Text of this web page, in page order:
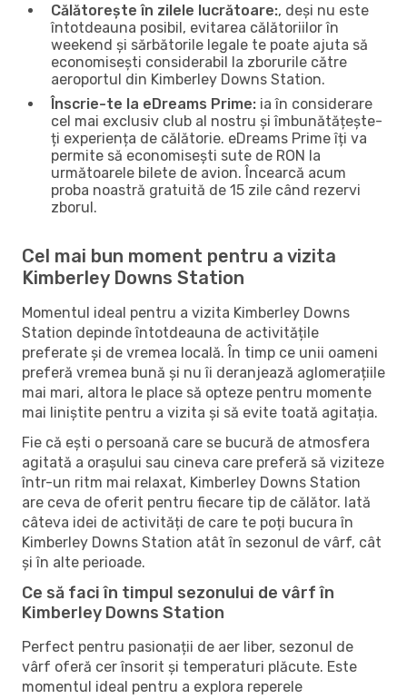
Călătorește în zilele lucrătoare:, deși nu este
întotdeauna posibil, evitarea călătoriilor în
weekend și sărbătorile legale te poate ajuta să
economisești considerabil la zborurile către
aeroportul din Kimberley Downs Station.
Înscrie-te la eDreams Prime: ia în considerare
cel mai exclusiv club al nostru și îmbunătățește-
ți experiența de călătorie. eDreams Prime îți va
permite să economisești sute de RON la
următoarele bilete de avion. Încearcă acum
proba noastră gratuită de 15 zile când rezervi
zborul.
Cel mai bun moment pentru a vizita
Kimberley Downs Station
Momentul ideal pentru a vizita Kimberley Downs
Station depinde întotdeauna de activitățile
preferate și de vremea locală. În timp ce unii oameni
preferă vremea bună și nu îi deranjează aglomerațiile
mai mari, altora le place să opteze pentru momente
mai liniștite pentru a vizita și să evite toată agitația.
Fie că ești o persoană care se bucură de atmosfera
agitată a orașului sau cineva care preferă să viziteze
într-un ritm mai relaxat, Kimberley Downs Station
are ceva de oferit pentru fiecare tip de călător. Iată
câteva idei de activități de care te poți bucura în
Kimberley Downs Station atât în ​​sezonul de vârf, cât
și în alte perioade.
Ce să faci în timpul sezonului de vârf în
Kimberley Downs Station
Perfect pentru pasionații de aer liber, sezonul de
vârf oferă cer însorit și temperaturi plăcute. Este
momentul ideal pentru a explora reperele